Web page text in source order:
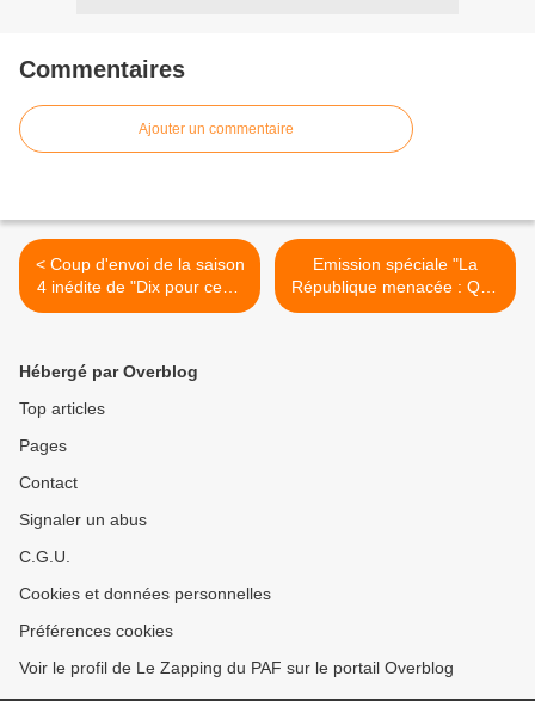
Commentaires
Ajouter un commentaire
< Coup d'envoi de la saison
4 inédite de "Dix pour cent"
ce soir sur France 2
Emission spéciale "La
République menacée : Que
faire ?" ce soir sur LCI >
Hébergé par Overblog
Top articles
Pages
Contact
Signaler un abus
C.G.U.
Cookies et données personnelles
Préférences cookies
Voir le profil de Le Zapping du PAF sur le portail Overblog